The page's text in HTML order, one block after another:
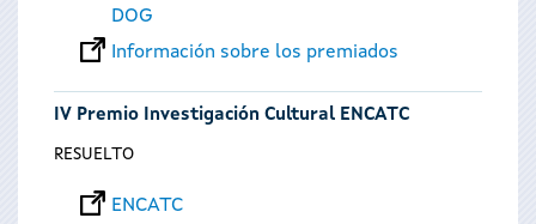
DOG
Información sobre los premiados
IV Premio Investigación Cultural ENCATC
RESUELTO
ENCATC